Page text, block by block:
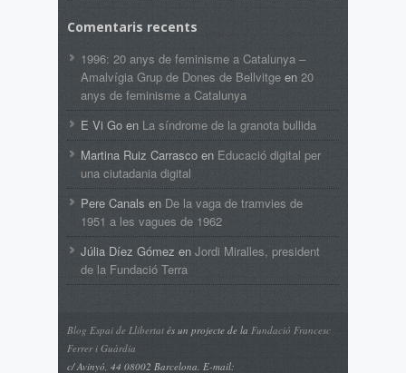
Comentaris recents
1996: 20 anys de feminisme a Catalunya –
Amalvígia Grup de Dones de Bellvitge en 20
anys de feminisme a Catalunya
E Vi Go en La síndrome de la granota bullida
Martina Ruiz Carrasco en Educació digital per
una ciutadania digital
Pere Canals en De la vaga de tramvies de
1951 a les vagues de 1962
Júlia Díez Gómez en Jordi Miralles, president
de la Fundació Terra
Blog Espai de Llibertat és un projecte de la Fundació Francesc
Ferrer i Guàrdia
c/ Avinyó, 44 08002 Barcelona. E-mail: